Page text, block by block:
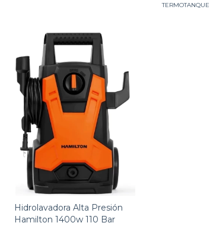
Hidrolavadora Alta Presión
Hamilton 1400w 110 Bar